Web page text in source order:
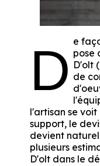
D e
pose
D'olt
de
l'artisan se
support, le
devient
plusieurs
D'olt dans le